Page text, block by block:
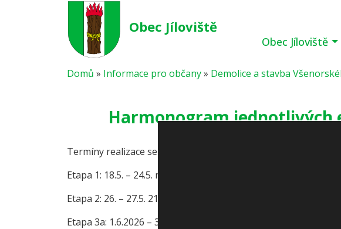
Obec Jíloviště
Obec Jíloviště
Domů » Informace pro občany» Demolice a stavba
Harmonogram jednotlivých
Termíny realizace se mohou v závislosti na aktuálních
Etapa 1: 18.5. – 24.5. rozšíření větve:
Etapa 2: 26. – 27.5. 21.00 – 01.00 h + krátkodobé zastavení
Etapa 3a: 1.6.2026 – 30.9.2027 uzavření mostu, demontáž